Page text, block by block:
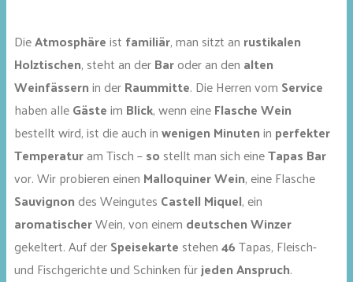
DieAtmosphäreist familiär, man sitzt an rustikalen
Holztischen, steht an derBaroder an den alten
Weinfässernin derRaummitte. Die Herren vom Service
haben alleGästeim Blick, wenn eineFlasche Wein
bestellt wird, ist die auch inwenigen Minutenin perfekter
Temperaturam Tisch –so stellt man sich eineTapas Bar
vor. Wir probieren einen Malloquiner Wein, eine Flasche
Sauvignon des Weingutes Castell Miquel, ein
aromatischerWein, von einem deutschen Winzer
gekeltert. Auf derSpeisekarte stehen46Tapas, Fleisch-
und Fischgerichte und Schinken fürjeden Anspruch.